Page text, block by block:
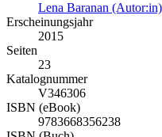
Lena Baranan (Autor:in)
Erscheinungsjahr
2015
Seiten
23
Katalognummer
V346306
ISBN (eBook)
9783668356238